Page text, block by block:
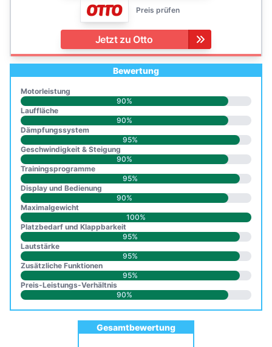
Preis prüfen
Jetzt zu Otto
Bewertung
Motorleistung
90%
Lauffläche
90%
Dämpfungssystem
95%
Geschwindigkeit & Steigung
90%
Trainingsprogramme
95%
Display und Bedienung
90%
Maximalgewicht
100%
Platzbedarf und Klappbarkeit
95%
Lautstärke
95%
Zusätzliche Funktionen
95%
Preis-Leistungs-Verhältnis
90%
Gesamtbewertung